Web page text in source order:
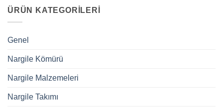
ÜRÜN KATEGORILERI
Genel
Nargile Kömürü
Nargile Malzemeleri
Nargile Takımı